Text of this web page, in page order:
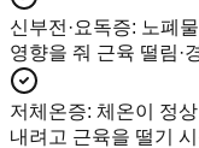
신부전·요독증: 노폐
영향을 줘 근육 떨림·
저체온증: 체온이 정
내려고 근육을 떨기